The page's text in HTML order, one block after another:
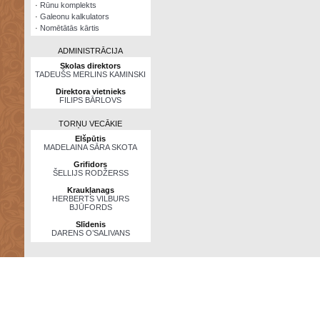
· Rūnu komplekts
· Galeonu kalkulators
· Nomētātās kārtis
ADMINISTRĀCIJA
Skolas direktors
TADEUŠS MERLINS KAMINSKI
Direktora vietnieks
FILIPS BĀRLOVS
TORŅU VECĀKIE
Elšpūtis
MADELAINA SĀRA SKOTA
Grifidors
ŠELLIJS RODŽERSS
Kraukļanags
HERBERTS VILBURS
BJŪFORDS
Slīdenis
DARENS O’SALIVANS